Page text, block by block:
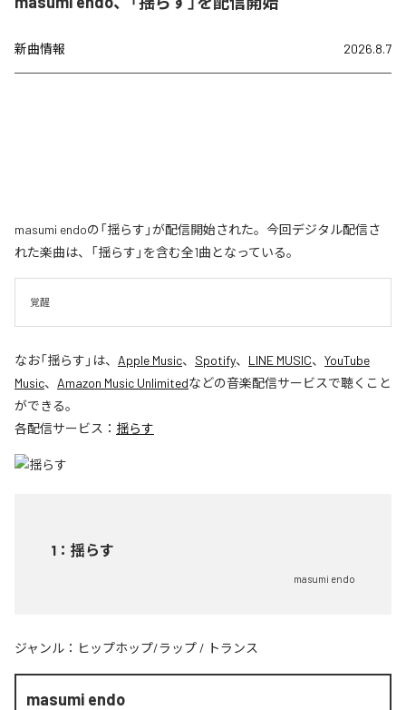
新曲情報 2026.8.7
masumi endoの「揺らす」が配信開始された。今回デジタル配信さ
れた楽曲は、「揺らす」を含む全1曲となっている。
覚醒
なお「揺らす 」は、 Apple Music、 Spotify、 LINE MUSIC、 YouTube
Music、 Amazon Music Unlimitedなどの音楽配信サービスで聴くこと
ができる。
各配信サービス： 揺らす
1 ： 揺らす
masumi endo
ジャンル： ヒップホップ/ラップ / トランス
masumi endo